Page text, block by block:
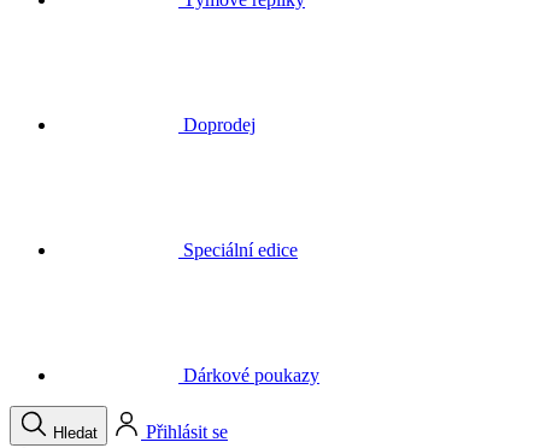
Váš košík je prázdný
Menu Zavřít
Volat